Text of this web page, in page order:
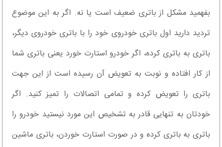
بفهمید مشکل از باتری ضعیف است یا نه. اگر به این موضوع
تردید دارید اول باتری خودروی خود را با باتری خودروی دیگر،
باتری به باتری کرده، اگر خودرو استارت خورد یعنی باتری شما
از کار افتاده و نوبت به تعویض آن رسیده است از این جهت
باتری را تعویض کرده و تمامی اتصالات را تمیز کنید. اگر
خودتان به تنهایی قادر به تشخیص این مورد نیستید خودرو را
باتری به باتری کرده و در صورت استارت خوردن، باتری ماشین